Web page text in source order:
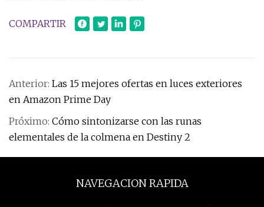
COMPARTIR
Anterior: Las 15 mejores ofertas en luces exteriores
en Amazon Prime Day
Próximo: Cómo sintonizarse con las runas
elementales de la colmena en Destiny 2
NAVEGACION RAPIDA